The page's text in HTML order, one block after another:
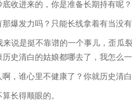
进来的，你是准备长期持有呢
发力吗？只能长线拿着有当没
是挺不靠谱的一个事儿，歪瓜
史清白的姑娘都哪去了，我怎么
谁心里不健康了？你就历史清
长得顺眼的。